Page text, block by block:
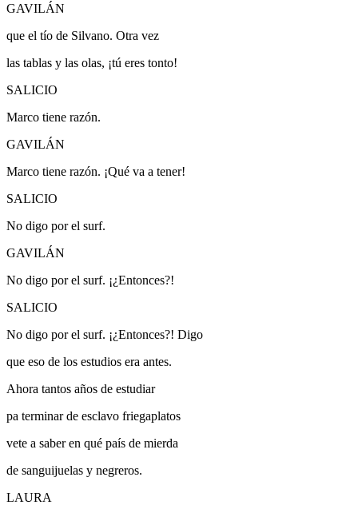
GAVILÁN
que el tío de Silvano. Otra vez
las tablas y las olas, ¡tú eres tonto!
SALICIO
Marco tiene razón.
GAVILÁN
Marco tiene razón. ¡Qué va a tener!
SALICIO
No digo por el surf.
GAVILÁN
No digo por el surf. ¡¿Entonces?!
SALICIO
No digo por el surf. ¡¿Entonces?! Digo
que eso de los estudios era antes.
Ahora tantos años de estudiar
pa terminar de esclavo friegaplatos
vete a saber en qué país de mierda
de sanguijuelas y negreros.
LAURA